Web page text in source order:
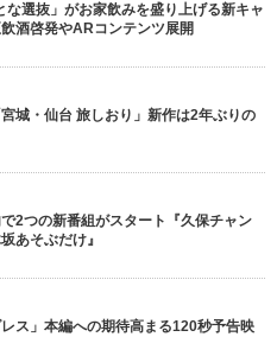
な選抜」がお家飲みを盛り上げる新キャ
酒啓発やARコンテンツ展開
城・仙台 旅しおり」新作は2年ぶりの
で2つの新番組がスタート『久保チャン
あそぶだけ』
レス」本編への期待高まる120秒予告映